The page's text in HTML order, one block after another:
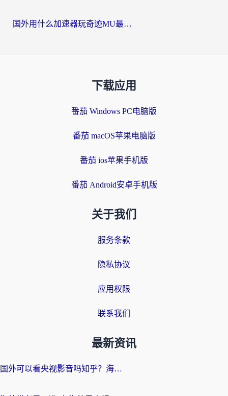
国外用什么加速器玩奇迹MU最好？2026海外玩家国服游戏加速全攻略
下载应用
番茄 Windows PC电脑版
番茄 macOS苹果电脑版
番茄 ios苹果手机版
番茄 Android安卓手机版
关于我们
服务条款
隐私协议
应用权限
联系我们
最新资讯
国外可以看央视影音吗知乎？海外党亲测有效的回国加速方案